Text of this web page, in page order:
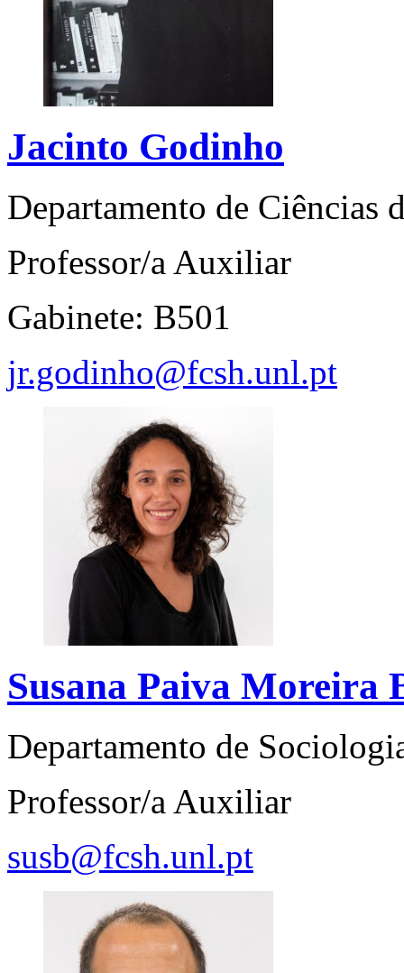
Jacinto Godinho
Departamento de Ciências
Professor/a Auxiliar
Gabinete: B501
jr.godinho@fcsh.unl.pt
Susana Paiva Moreira
Departamento de
Professor/a Auxiliar
susb@fcsh.unl.pt